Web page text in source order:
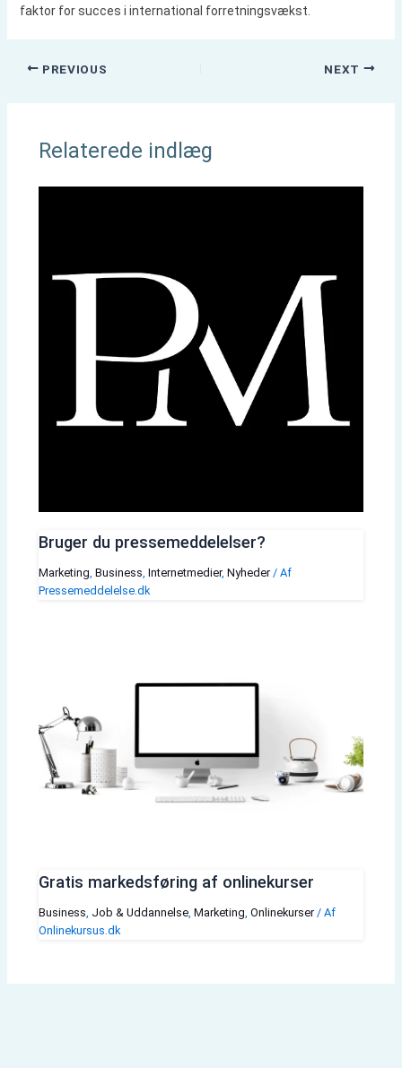
faktor for succes i international forretningsvækst.
PREVIOUS NEXT
Relaterede indlæg
Bruger du pressemeddelelser?
Marketing, Business, Internetmedier, Nyheder/ Af
Pressemeddelelse.dk
Gratis markedsføring af onlinekurser
Business Job & Uddannelse, Marketing Onlinekurser/ Af
Onlinekursus.dk